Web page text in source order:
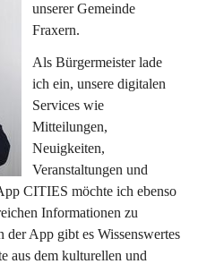
unserer Gemeinde
Fraxern.
Als Bürgermeister lade
ich ein, unsere digitalen
Services wie
Mitteilungen,
Neuigkeiten,
Veranstaltungen und
CITIES möchte ich ebenso
Informationen zu
App gibt es Wissenswertes
aus dem kulturellen und